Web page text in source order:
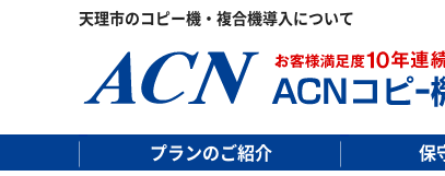
天理市のコピー機・複合機導入について
プランのご紹介 保